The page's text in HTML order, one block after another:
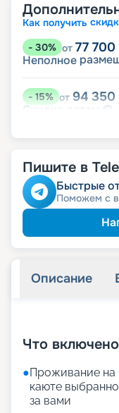
Как получить
- 30% от 77 700
Неполное
-15% от 94 350
Скидка
Скидка
Скидка
Скидка
Скидка
Пишите в
Быстрые
Поможем с
Описание
Что
●Проживание на
каюте
за вами